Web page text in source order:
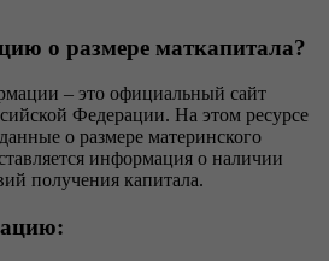
о размере маткапитала?
– это официальный сайт
Федерации. На этом ресурсе
о размере материнского
информация о наличии
получения капитала.